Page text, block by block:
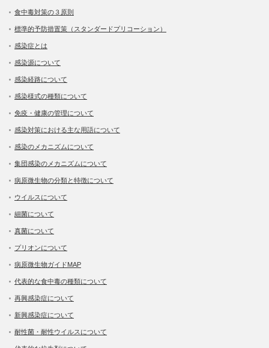
食中毒対策の３原則
標準的予防措置策（スタンダードプリコーション）
感染症とは
感染源について
感染経路について
感染様式の種類について
免疫・健康の管理について
感染対策における主な用語について
感染のメカニズムについて
集団感染のメカニズムについて
病原微生物の分類と特徴について
ウイルスについて
細菌について
真菌について
プリオンについて
病原微生物ガイドMAP
代表的な食中毒の種類について
再興感染症について
新興感染症について
耐性菌・耐性ウイルスについて